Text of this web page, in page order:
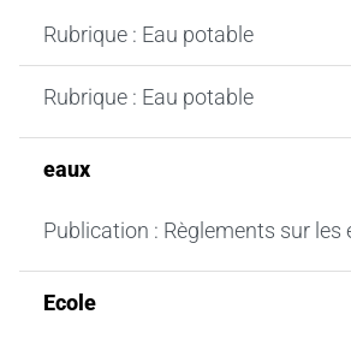
Rubrique : Eau potable
Rubrique : Eau potable
eaux
Publication : Règlements sur les
Ecole